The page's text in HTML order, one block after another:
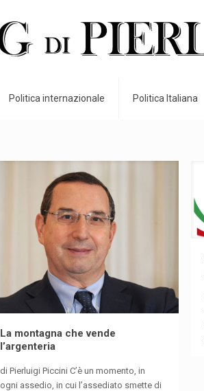
Politica internazionale Politica Italiana
La montagna che vende
l’argenteria
di Pierluigi Piccini C’è un momento, in
ogni assedio, in cui l’assediato smette di